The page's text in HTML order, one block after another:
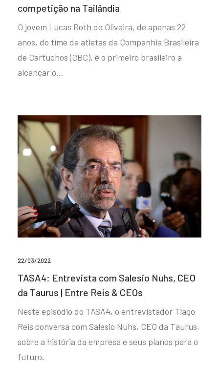
competição na Tailândia
O jovem Lucas Roth de Oliveira, de apenas 22
anos, do time de atletas da Companhia Brasileira
de Cartuchos (CBC), é o primeiro brasileiro a
alcançar o…
22/03/2022
TASA4: Entrevista com Salesio Nuhs, CEO
da Taurus | Entre Reis & CEOs
Neste episódio do TASA4, o entrevistador Tiago
Reis conversa com Salesio Nuhs, CEO da Taurus,
sobre a história da empresa e seus planos para o
futuro.